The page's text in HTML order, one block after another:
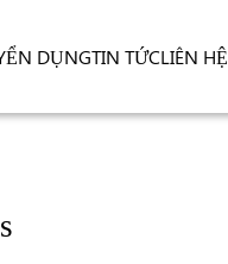
DỤNGTIN TỨCLIÊN HỆ